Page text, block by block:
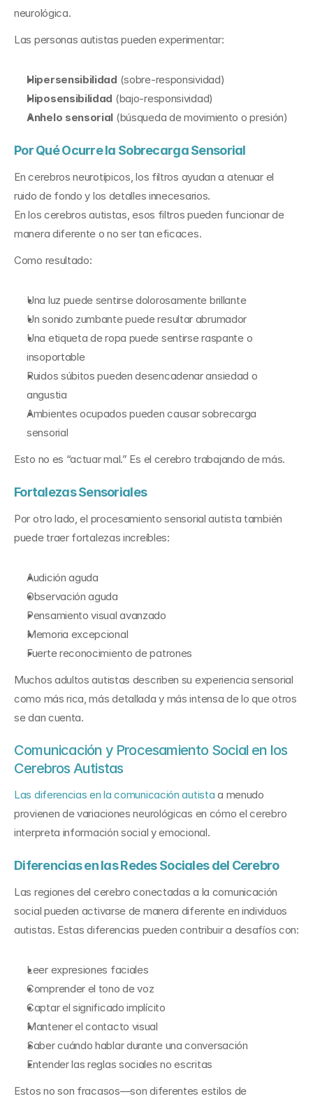
neurológica.
Las personas autistas pueden experimentar:
Hipersensibilidad (sobre-responsividad)
Hiposensibilidad (bajo-responsividad)
Anhelo sensorial (búsqueda de movimiento o presión)
Por Qué Ocurre la Sobrecarga Sensorial
En cerebros neurotípicos, los filtros ayudan a atenuar el
ruido de fondo y los detalles innecesarios.
En los cerebros autistas, esos filtros pueden funcionar de
manera diferente o no ser tan eficaces.
Como resultado:
Una luz puede sentirse dolorosamente brillante
Un sonido zumbante puede resultar abrumador
Una etiqueta de ropa puede sentirse raspante o
insoportable
Ruidos súbitos pueden desencadenar ansiedad o
angustia
Ambientes ocupados pueden causar sobrecarga
sensorial
Esto no es “actuar mal.” Es el cerebro trabajando de más.
Fortalezas Sensoriales
Por otro lado, el procesamiento sensorial autista también
puede traer fortalezas increíbles:
Audición aguda
Observación aguda
Pensamiento visual avanzado
Memoria excepcional
Fuerte reconocimiento de patrones
Muchos adultos autistas describen su experiencia sensorial
como más rica, más detallada y más intensa de lo que otros
se dan cuenta.
Comunicación y Procesamiento Social en los
Cerebros Autistas
Las diferencias en la comunicación autista a menudo
provienen de variaciones neurológicas en cómo el cerebro
interpreta información social y emocional.
Diferencias en las Redes Sociales del Cerebro
Las regiones del cerebro conectadas a la comunicación
social pueden activarse de manera diferente en individuos
autistas. Estas diferencias pueden contribuir a desafíos con:
Leer expresiones faciales
Comprender el tono de voz
Captar el significado implícito
Mantener el contacto visual
Saber cuándo hablar durante una conversación
Entender las reglas sociales no escritas
Estos no son fracasos—son diferentes estilos de